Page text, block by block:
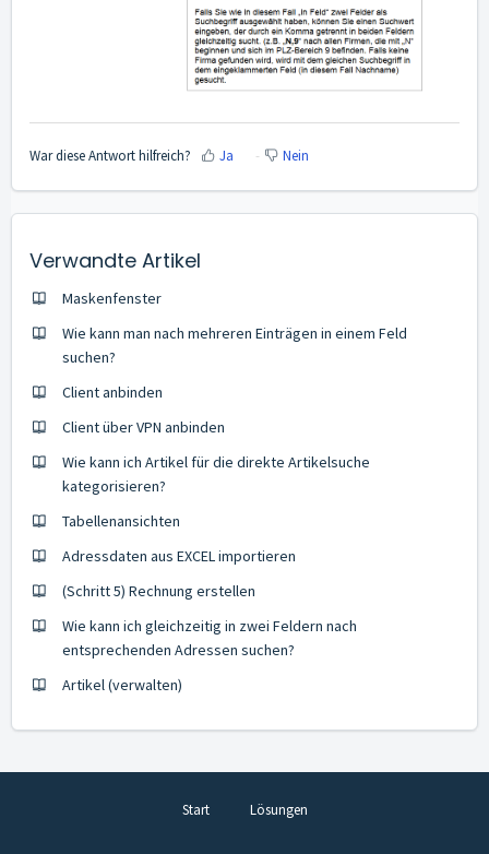
War diese Antwort hilfreich? Ja Nein
Verwandte Artikel
Maskenfenster
Wie kann man nach mehreren Einträgen in einem Feld
suchen?
Client anbinden
Client über VPN anbinden
Wie kann ich Artikel für die direkte Artikelsuche
kategorisieren?
Tabellenansichten
Adressdaten aus EXCEL importieren
(Schritt 5) Rechnung erstellen
Wie kann ich gleichzeitig in zwei Feldern nach
entsprechenden Adressen suchen?
Artikel (verwalten)
Start Lösungen